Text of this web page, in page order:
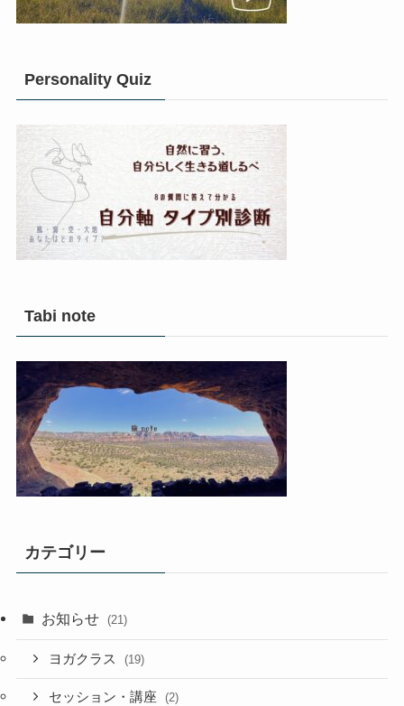
Personality Quiz
Tabi note
カテゴリー
お知らせ (21)
ヨガクラス (19)
セッション・講座 (2)